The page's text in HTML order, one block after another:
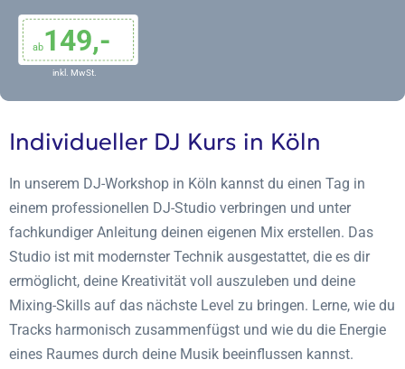
ab149,-
inkl. MwSt.
Individueller DJ Kurs in Köln
In unserem DJ-Workshop in Köln kannst du einen Tag in
einem professionellen DJ-Studio verbringen und unter
fachkundiger Anleitung deinen eigenen Mix erstellen. Das
Studio ist mit modernster Technik ausgestattet, die es dir
ermöglicht, deine Kreativität voll auszuleben und deine
Mixing-Skills auf das nächste Level zu bringen. Lerne, wie du
Tracks harmonisch zusammenfügst und wie du die Energie
eines Raumes durch deine Musik beeinflussen kannst.